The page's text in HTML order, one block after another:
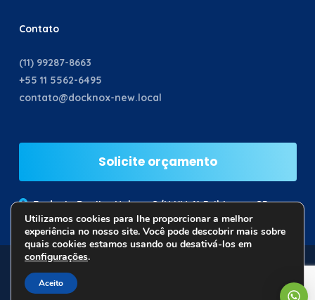
Contato
(11) 99287-8663
+55 11 5562-6495
contato@docknox-new.local
Solicite orçamento
Rodovia Bunjiro Nakao, S/N KM 61,5. Ibiuna – SP
© 2026 Docknox. Todos os direitos Reservados |
de Privacidade
Desenvolvido por:
Utilizamos cookies para lhe proporcionar a melhor
experiência no nosso site. Você pode descobrir mais sobre
quais cookies estamos usando ou desativá-los em
configurações.
Aceito